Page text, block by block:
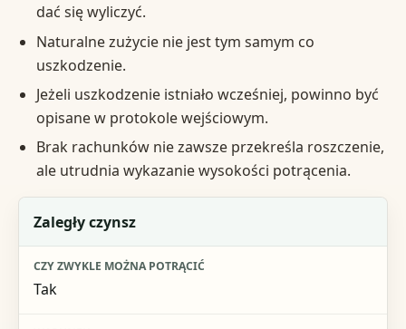
dać się wyliczyć.
Naturalne zużycie nie jest tym samym co
uszkodzenie.
Jeżeli uszkodzenie istniało wcześniej, powinno być
opisane w protokole wejściowym.
Brak rachunków nie zawsze przekreśla roszczenie,
ale utrudnia wykazanie wysokości potrącenia.
Pozycja
Czy zwykle można potrącić
Zaległy czynsz
Tak